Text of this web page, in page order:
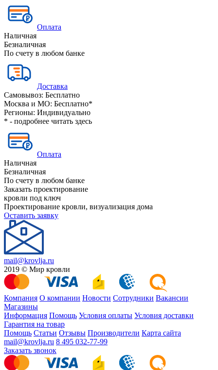
Оплата
Наличная
Безналичная
По счету в любом банке
Доставка
Самовывоз: Бесплатно
Москва и МО: Бесплатно*
Регионы: Индивидуально
* - подробнее читать здесь
Оплата
Наличная
Безналичная
По счету в любом банке
Заказать проектирование
кровли под ключ
Проектирование кровли, визуализация дома
Оставить заявку
mail@krovlja.ru
2019 © Мир кровли
Компания О компании Новости Сотрудники Вакансии
Магазины
Информация Помощь Условия оплаты Условия доставки
Гарантия на товар
Помощь Статьи Отзывы Производители Карта сайта
mail@krovlja.ru 8 495 032-77-99
Заказать звонок